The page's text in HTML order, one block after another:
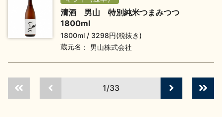
地酒蔵元会WEB展示会
美味しい地酒の選び方
地酒蔵元会とは
お問い合わせ
清酒 男山 特別純米つまみつつ
1800ml
1800ml
3298円(税抜き)
蔵元名
男山株式会社
1/33